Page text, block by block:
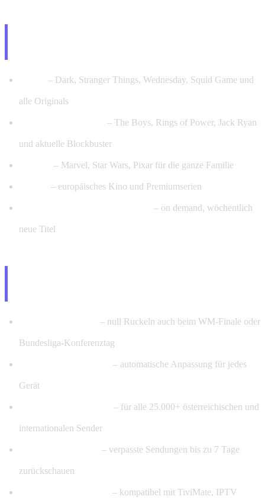
– Dark, Stranger Things, Wednesday, Squid Game und
alle Originals
– The Boys, Rings of Power, Jack Ryan
und aktuelle Blockbuster
– Marvel, Star Wars, Pixar für die ganze Familie
– europäisches Kino und Premiumserien
– on demand, wöchentlich
neue Titel
– null Ruckeln auch beim WM-Finale oder
Bundesliga-Konferenztag
– automatische Anpassung für jedes
Gerät
– für alle 25.000+ österreichischen und
internationalen Sender
– verpasste Sendungen bis zu 7 Tage
zurückschauen
– kompatibel mit TiviMate, IPTV